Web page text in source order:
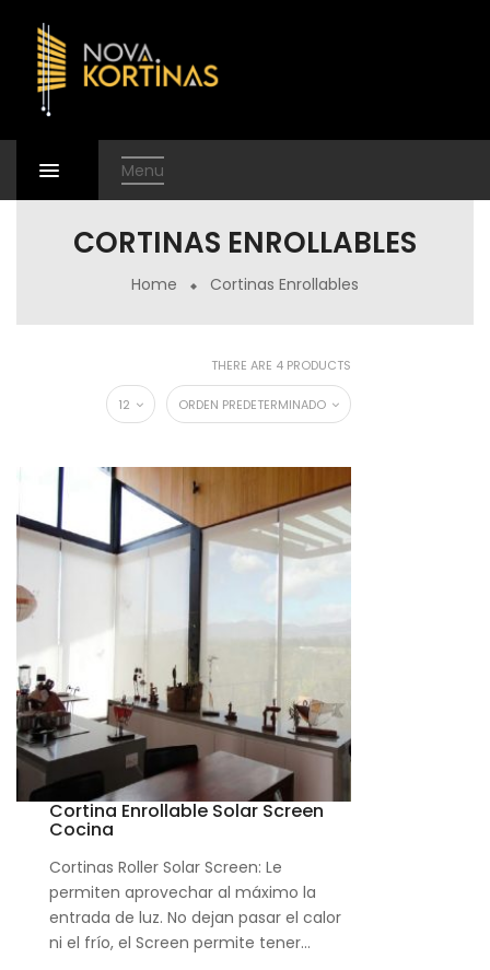
Menu
CORTINAS ENROLLABLES
Home Cortinas Enrollables
THERE ARE 4 PRODUCTS
ORDEN PREDETERMINADO
12
Cortina Enrollable Solar Screen
Cocina
Cortinas Roller Solar Screen: Le
permiten aprovechar al máximo la
entrada de luz. No dejan pasar el calor
ni el frío, el Screen permite tener…